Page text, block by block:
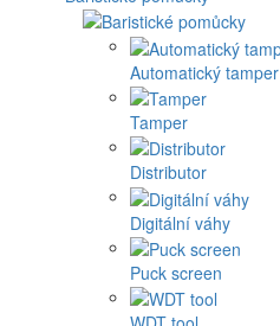
Automatický tamper
Tamper
Distributor
Digitální váhy
Puck screen